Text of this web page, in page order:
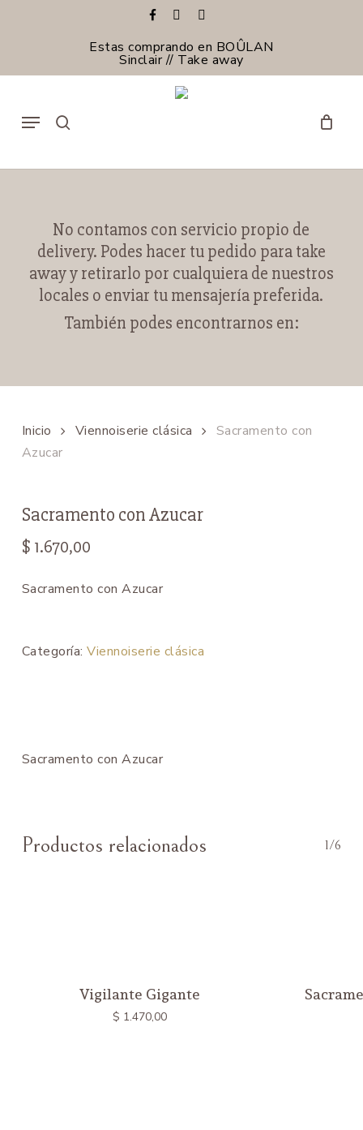
facebook
Estas comprando en BOÛLAN
Sinclair // Take away
Menu
Carrito
No contamos con servicio propio de
delivery. Podes hacer tu pedido para take
away y retirarlo por cualquiera de nuestros
locales o enviar tu mensajería preferida.
También podes encontrarnos en:
Inicio Viennoiserie clásica
Sacramento con
Azucar
Sacramento con Azucar
$ 1.670,00
Sacramento con Azucar
Categoría:Viennoiserie clásica
Sacramento con Azucar
Productos relacionados 1/6
Vigilante Gigante
$ 1.470,00